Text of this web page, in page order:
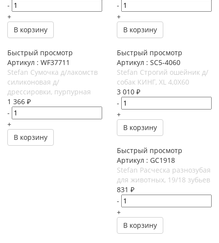
-
+
В корзину
-
+
В корзину
Быстрый просмотр
Артикул : WF37711
Stefan Сумочка д/лакомств
силиконовая д/
дрессировки, пурпурная
1 366 ₽
-
+
В корзину
Быстрый просмотр
Артикул : SC5-4060
Stefan Строгий ошейник д/
собак КИНГ, XL 4,0X60
3 010 ₽
-
+
В корзину
Быстрый просмотр
Артикул : GC1918
Stefan Расческа разнозубая
для животных, 19/18 зубьев
831 ₽
-
+
В корзину